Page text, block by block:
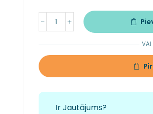
VAI
Ir Jautājums?